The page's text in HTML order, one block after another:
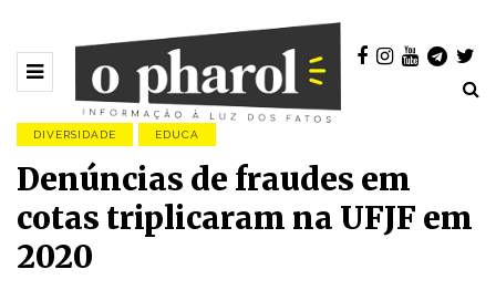
DIVERSIDADE EDUCA
Denúncias de fraudes em
cotas triplicaram na UFJF em
2020